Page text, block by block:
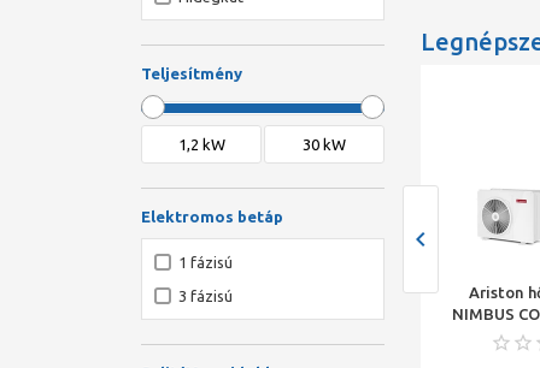
Ariston NIMBUS COMPACT
Ariston
NIMBUS
NET
Teljesítmény
Elektromos betáp
1 fázisú
3 fázisú